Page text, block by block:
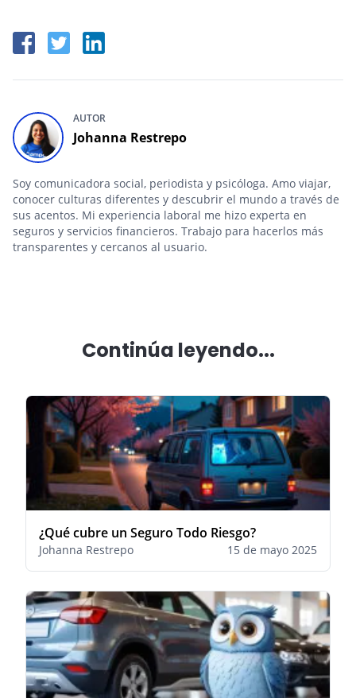
AUTOR
Johanna Restrepo
Soy comunicadora social, periodista y psicóloga. Amo viajar,
conocer culturas diferentes y descubrir el mundo a través de
sus acentos. Mi experiencia laboral me hizo experta en
seguros y servicios financieros. Trabajo para hacerlos más
transparentes y cercanos al usuario.
Continúa leyendo...
¿Qué cubre un Seguro Todo Riesgo?
Johanna Restrepo 15 de mayo 2025